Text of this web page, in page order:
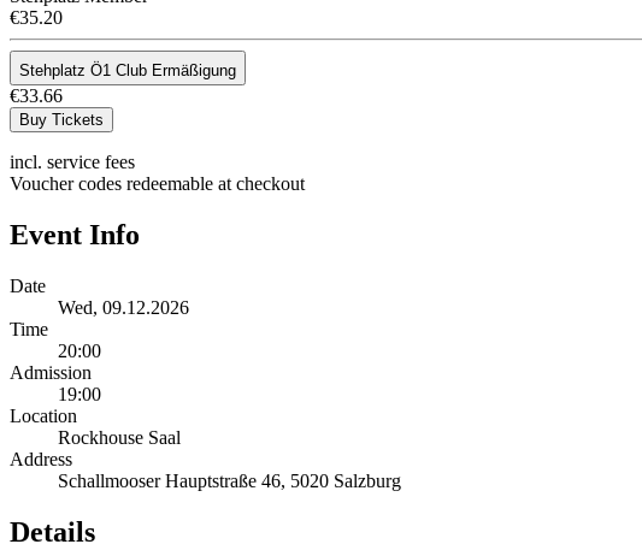
€35.20
Stehplatz Ö1 Club Ermäßigung
€33.66
Buy Tickets
incl. service fees
Voucher codes redeemable at checkout
Event Info
Date
Wed, 09.12.2026
Time
20:00
Admission
19:00
Location
Rockhouse Saal
Address
Schallmooser Hauptstraße 46, 5020 Salzburg
Details